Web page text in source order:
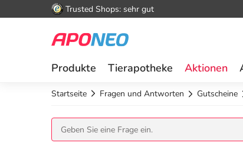
Trusted Shops: sehr gut
Produkte Tierapotheke Aktionen
Startseite Fragen und Antworten Gutscheine